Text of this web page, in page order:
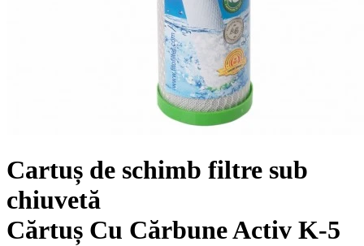
Cartuș de schimb filtre sub
chiuvetă
Cărtuș Cu Cărbune Activ K-5